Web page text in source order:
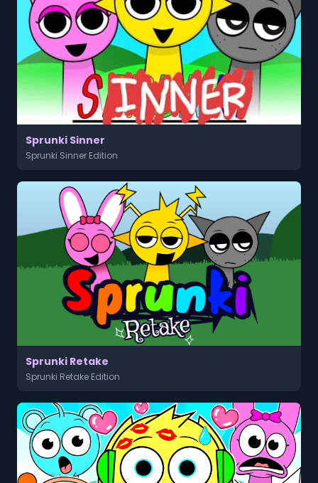
Sprunki Sinner
Sprunki Sinner Edition
Sprunki Retake
Sprunki Retake Edition